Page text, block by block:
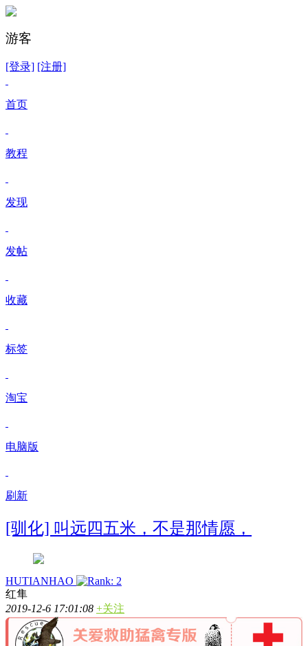
游客
[登录] [注册]
首页
教程
发现
发帖
收藏
标签
淘宝
电脑版
刷新
[驯化] 叫远四五米，不是那情愿，
HUTIANHAO
红隼
2019-12-6 17:01:08 +关注